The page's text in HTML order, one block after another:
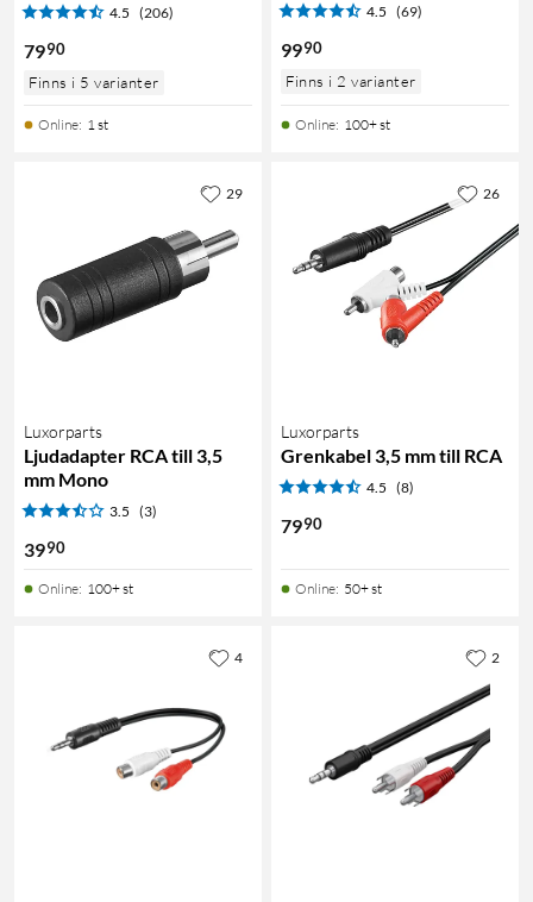
4.5 (206)
7990
Finns i 5 varianter
Online: 1 st
4.5 (69)
9990
Finns i 2 varianter
Online: 100+ st
Luxorparts
Ljudadapter RCA till 3,5
mm Mono
3.5 (3)
3990
Online: 100+ st
29
Luxorparts
Grenkabel 3,5 mm till RCA
4.5 (8)
7990
Online: 50+ st
26
4 2